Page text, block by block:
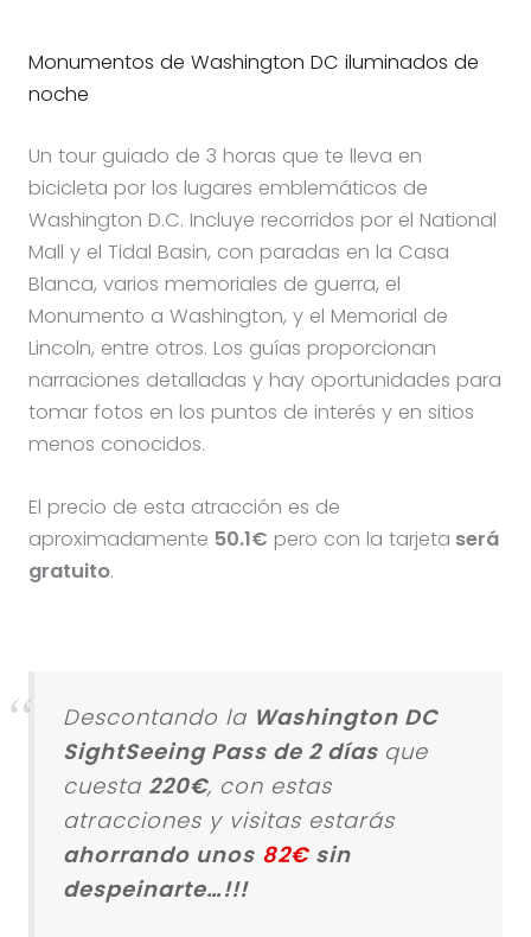
Monumentos de Washington DC iluminados de
noche
Un tour guiado de 3 horas que te lleva en
bicicleta por los lugares emblemáticos de
Washington D.C. Incluye recorridos por el National
Mall y el Tidal Basin, con paradas en la Casa
Blanca, varios memoriales de guerra, el
Monumento a Washington, y el Memorial de
Lincoln, entre otros. Los guías proporcionan
narraciones detalladas y hay oportunidades para
tomar fotos en los puntos de interés y en sitios
menos conocidos.
El precio de esta atracción es de
aproximadamente 50.1€ pero con la tarjeta será
gratuito.
Descontando la Washington DC
SightSeeing Pass de 2 días que
cuesta 220€, con estas
atracciones y visitas estarás
ahorrando unos 82€ sin
despeinarte…!!!